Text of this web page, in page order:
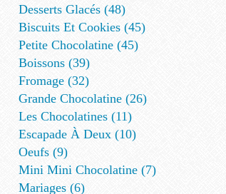
Desserts Glacés (48)
Biscuits Et Cookies (45)
Petite Chocolatine (45)
Boissons (39)
Fromage (32)
Grande Chocolatine (26)
Les Chocolatines (11)
Escapade À Deux (10)
Oeufs (9)
Mini Mini Chocolatine (7)
Mariages (6)